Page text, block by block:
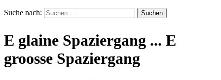
Suche nach:
E glaine Spaziergang ... E
groosse Spaziergang